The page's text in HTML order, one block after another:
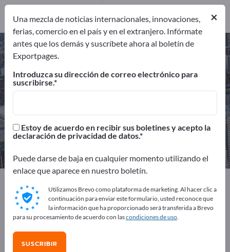
Elaboración de metales –
encuentre fabricantes y
proveedores
126 123
Proveedores de servicio
servicio2
Fabricación por contrato
Elaboración de metales
¡Anúnciese gratis en Exportpages!
Necesidades – Ofertas – Productos usados – Contactos
×
Una mezcla de noticias internacionales, innovaciones,
ferias, comercio en el país y en el extranjero. Infórmate
antes que los demás y suscríbete ahora al boletín de
Exportpages.
Introduzca su dirección de correo electrónico para
suscribirse.
Estoy de acuerdo en recibir sus boletines y acepto la
declaración de privacidad de datos.
Puede darse de baja en cualquier momento utilizando el
enlace que aparece en nuestro boletín.
Utilizamos Brevo como plataforma de marketing. Al hacer clic a
continuación para enviar este formulario, usted reconoce que
la información que ha proporcionado será transferida a Brevo
para su procesamiento de acuerdo con lascondiciones de uso.
SUSCRIBIR